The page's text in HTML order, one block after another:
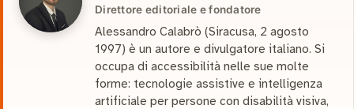
Direttore editoriale e fondatore
Alessandro Calabrò (Siracusa, 2 agosto
1997) è un autore e divulgatore italiano. Si
occupa di accessibilità nelle sue molte
forme: tecnologie assistive e intelligenza
artificiale per persone con disabilità visiva,